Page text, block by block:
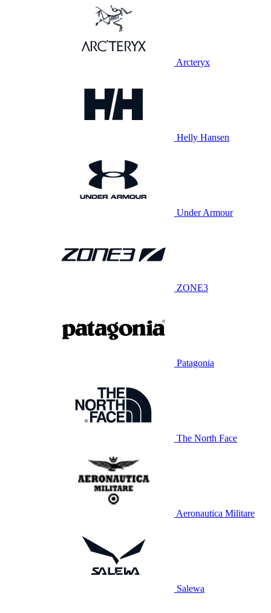
Arcteryx
Helly Hansen
Under Armour
ZONE3
Patagonia
The North Face
Aeronautica Militare
Salewa